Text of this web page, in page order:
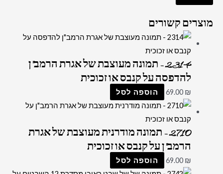
מוצרים קשורים
2314 – תמונה מעוצבת של אגרת הרמב"ן
להדפסה על קנבס או זכוכית
69.00 ₪ הוספה לסל
2710 – תמונה מודרנית מעוצבת של אגרת
הרמב"ן על קנבס או זכוכית
69.00 ₪ הוספה לסל